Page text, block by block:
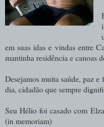
em suas idas e vindas entre
mantinha residência e canoas
Desejamos muita saúde, paz
dia, cidadão que sempre
Seu Hélio foi casado com
(in memoriam)